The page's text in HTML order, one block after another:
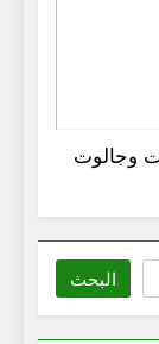
طالوت وجالوت
البحث